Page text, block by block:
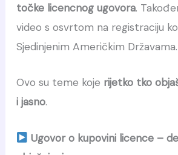
točke licencnog ugovora.
video s osvrtom na registraciju
Sjedinjenim Američkim Državama.
Ovo su teme koje rijetko tko
i jasno.
Ugovor o kupovini licence –